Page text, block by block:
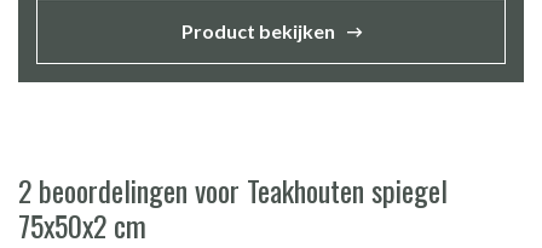
Product bekijken
2 beoordelingen voor Teakhouten spiegel
75x50x2 cm